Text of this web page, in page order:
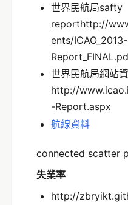
世界民航局safty
reporthttp://
ents/
世界民航局網站
http://
-Report.aspx
航線資料
connected scatter
失業率
http://